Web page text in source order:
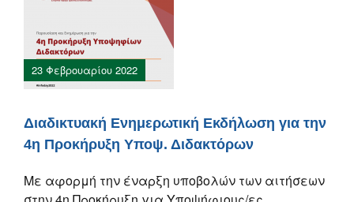
23 Φεβρουαρίου 2022
Διαδικτυακή Ενημερωτική Εκδήλωση για την
4η Προκήρυξη Υποψ. Διδακτόρων
Mε αφορμή την έναρξη υποβολών των αιτήσεων